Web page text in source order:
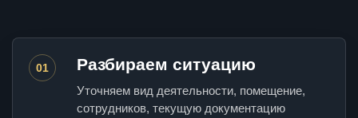
01 Разбираем ситуацию
Уточняем вид деятельности, помещение,
сотрудников, текущую документацию